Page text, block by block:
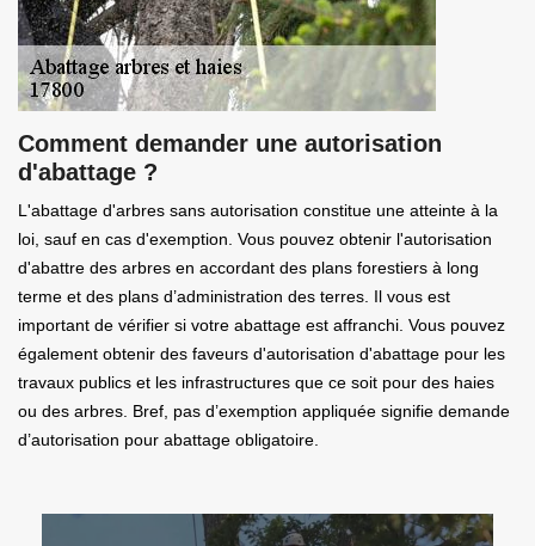
Comment demander une autorisation
d'abattage ?
L'abattage d'arbres sans autorisation constitue une atteinte à la
loi, sauf en cas d'exemption. Vous pouvez obtenir l'autorisation
d'abattre des arbres en accordant des plans forestiers à long
terme et des plans d’administration des terres. Il vous est
important de vérifier si votre abattage est affranchi. Vous pouvez
également obtenir des faveurs d'autorisation d'abattage pour les
travaux publics et les infrastructures que ce soit pour des haies
ou des arbres. Bref, pas d’exemption appliquée signifie demande
d’autorisation pour abattage obligatoire.